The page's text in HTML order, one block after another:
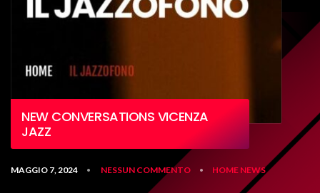
NEW CONVERSATIONS VICENZA
JAZZ
MAGGIO 7, 2024 • NESSUN COMMENTO • HOME NEWS